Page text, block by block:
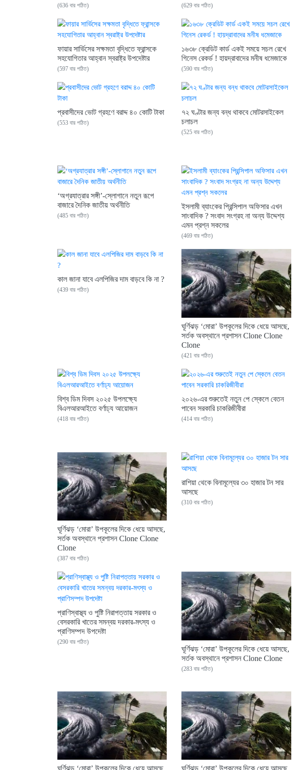
(636 বার পঠিত) (629 বার পঠিত)
ফায়ার সার্ভিসের সক্ষমতা বৃদ্ধিতে ফ্রান্সকে
সহযোগিতার আহ্বান স্বরাষ্ট্র উপদেষ্টার
(597 বার পঠিত)
১৬৩৮ ক্রেডিট কার্ড একই সময়ে সচল রেখে
গিনেস রেকর্ড ! হায়দ্রাবাদের মনীষ ধমেজাকে
(590 বার পঠিত)
প্রবাসীদের ভোট গ্রহণে বরাদ্দ ৪০ কোটি টাকা
(553 বার পঠিত)
৭২ ঘণ্টার জন্য বন্ধ থাকবে মোটরসাইকেল
চলাচল
(525 বার পঠিত)
‘অগ্রযাত্রার সঙ্গী’-স্লোগানে নতুন রূপে
বাজারে দৈনিক জাতীয় অর্থনীতি
(485 বার পঠিত)
ইসলামী ব্যাংকের প্রিন্সিপাল অফিসার এখন
সাংবাদিক ? সংবাদ সংগ্রহ না অন্য উদ্দেশ্য
এমন প্রশ্ন সকলের
(469 বার পঠিত)
কাল জানা যাবে এলপিজির দাম বাড়বে কি না ?
(439 বার পঠিত)
ঘূর্ণিঝড় ‘মোরা’ উপকূলের দিকে ধেয়ে আসছে,
সর্তক অবস্থানে প্রশাসন Clone Clone
Clone
(421 বার পঠিত)
বিশ্ব ডিম দিবস ২০২৫ উপলক্ষ্যে
বিএলআরআইতে বর্ণাঢ্য আয়োজন
(418 বার পঠিত)
২০২৬-এর শুরুতেই নতুন পে স্কেলে বেতন
পাবেন সরকারি চাকরিজীবীরা
(414 বার পঠিত)
ঘূর্ণিঝড় ‘মোরা’ উপকূলের দিকে ধেয়ে আসছে,
সর্তক অবস্থানে প্রশাসন Clone Clone
Clone
(387 বার পঠিত)
রাশিয়া থেকে বিনামূল্যের ৩০ হাজার টন সার
আসছে
(310 বার পঠিত)
প্রাণিস্বাস্থ্য ও পুষ্টি নিরাপত্তায় সরকার ও
বেসরকারি খাতের সমন্বয় দরকার-মৎস্য ও
প্রাণিসম্পদ উপদেষ্টা
(290 বার পঠিত)
ঘূর্ণিঝড় ‘মোরা’ উপকূলের দিকে ধেয়ে আসছে,
সর্তক অবস্থানে প্রশাসন Clone Clone
(283 বার পঠিত)